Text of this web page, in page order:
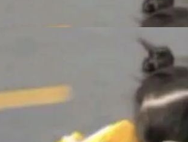
一组后台 agent。这些后
接入Mooncake TENT。
传输引擎接入Mooncake T
性能提升30%、非零拷贝
。UCL-MPComm底层基
信引擎，后续腾讯网平将
信服“面向企业研发场景的
应用”凭借卓越的技术
选。 全链路私有化部署，
落地 当前，越来越多企业已
选工信部人工智能
化部正式发布《2025年人工